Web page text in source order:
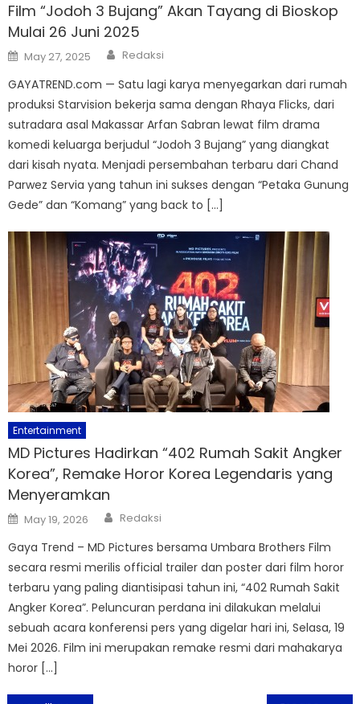
Film “Jodoh 3 Bujang” Akan Tayang di Bioskop
Mulai 26 Juni 2025
Posted
on
May 27, 2025 Author
Redaksi
GAYATREND.com — Satu lagi karya menyegarkan dari rumah
produksi Starvision bekerja sama dengan Rhaya Flicks, dari
sutradara asal Makassar Arfan Sabran lewat film drama
komedi keluarga berjudul “Jodoh 3 Bujang” yang diangkat
dari kisah nyata. Menjadi persembahan terbaru dari Chand
Parwez Servia yang tahun ini sukses dengan “Petaka Gunung
Gede” dan “Komang” yang back to […]
Entertainment
MD Pictures Hadirkan “402 Rumah Sakit Angker
Korea”, Remake Horor Korea Legendaris yang
Menyeramkan
Posted
on
May 19, 2026 Author
Redaksi
Gaya Trend – MD Pictures bersama Umbara Brothers Film
secara resmi merilis official trailer dan poster dari film horor
terbaru yang paling diantisipasi tahun ini, “402 Rumah Sakit
Angker Korea”. Peluncuran perdana ini dilakukan melalui
sebuah acara konferensi pers yang digelar hari ini, Selasa, 19
Mei 2026. Film ini merupakan remake resmi dari mahakarya
horor […]